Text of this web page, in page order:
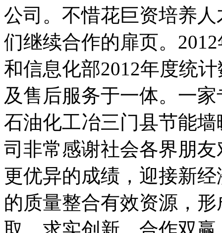
公司。不惜花巨资培养
们继续合作的扉页。
和信息化部2012年度统
及售后服务于一体。一
石油化工冶三门县节能
司非常感谢社会各界朋
更优异的成绩，迎接新
的质量整合有效资源，